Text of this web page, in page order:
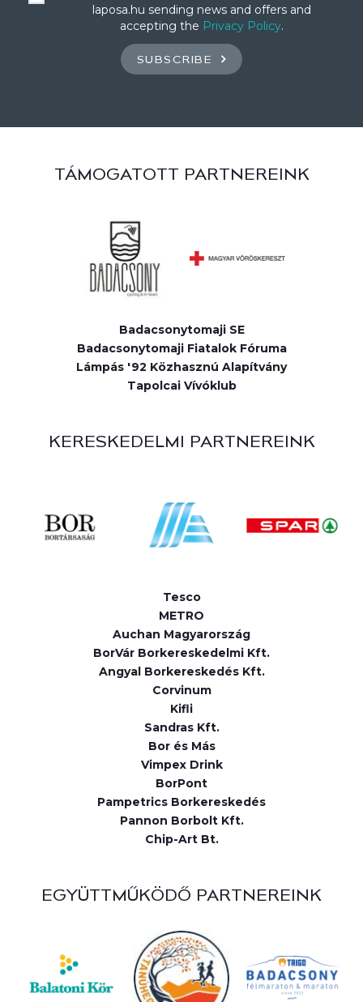
laposa.hu sending news and offers and
accepting the Privacy Policy.
SUBSCRIBE
TÁMOGATOTT PARTNEREINK
Badacsonytomaji SE
Badacsonytomaji Fiatalok Fóruma
Lámpás '92 Közhasznú Alapítvány
Tapolcai Vívóklub
KERESKEDELMI PARTNEREINK
Tesco
METRO
Auchan Magyarország
BorVár Borkereskedelmi Kft.
Angyal Borkereskedés Kft.
Corvinum
Kifli
Sandras Kft.
Bor és Más
Vimpex Drink
BorPont
Pampetrics Borkereskedés
Pannon Borbolt Kft.
Chip-Art Bt.
EGYÜTTMŰKÖDŐ PARTNEREINK